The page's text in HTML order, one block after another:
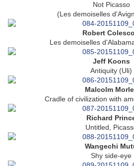
Not Picasso
(Les demoiselles
Robert
Les demoiselles
Jeff Koons
Antiquity (Uli)
Malcolm
Cradle of civilization with
Richard
Untitled,
Wangechi
Shy side-eye